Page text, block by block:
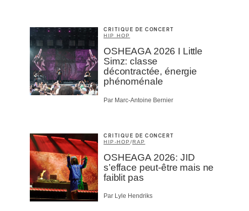
CRITIQUE DE CONCERT
HIP HOP
OSHEAGA 2026 I Little
Simz: classe
décontractée, énergie
phénoménale
Par Marc-Antoine Bernier
CRITIQUE DE CONCERT
HIP-HOP /RAP
OSHEAGA 2026: JID
s’efface peut-être mais ne
faiblit pas
Par Lyle Hendriks